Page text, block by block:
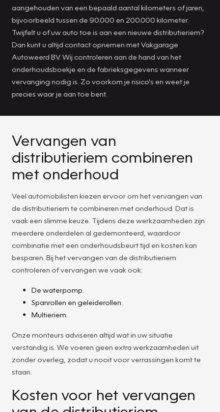
aangehouden van een bepaald aantal kilometers of jaren,
bijvoorbeeld tussen de 90.000 en 200.000 kilometer.
Twijfelt u of uw auto toe is aan een nieuwe distributieriem?
Dan kunt u altijd contact opnemen met Vakgarage
Autoweerd BV. Wij controleren aan de hand van het
onderhoudsboekje en de fabrieksgegevens wanneer
vervanging nodig is. Zo voorkom je risico's en weet je
precies waar je aan toe bent.
Vervangen van
distributieriem combineren
met onderhoud
Veel automobilisten kiezen ervoor om het vervangen van
de distributieriem te combineren met onderhoud. Dat is
vaak een slimme keuze. Tijdens deze werkzaamheden zijn
meerdere onderdelen al gedemonteerd, waardoor
combinatie met een onderhoudsbeurt tijd en kosten kan
besparen. Bij het vervangen van de distributieriem
controleren of vervangen we vaak ook:
De waterpomp.
Spanrollen en geleiderollen.
Multieriem.
Onze monteurs adviseren altijd wat in uw situatie
verstandig is. We voeren geen extra werkzaamheden uit
zonder overleg, zodat u nooit voor verrassingen komt te
staan.
Kosten voor het vervangen